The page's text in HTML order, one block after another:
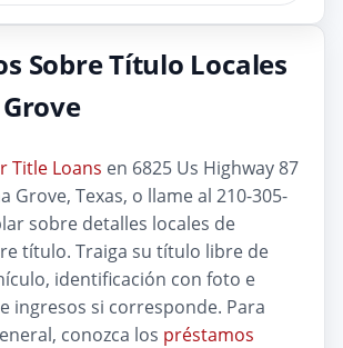
Sobre Título Locales
Title Loans en 6825 Us Highway 87
Grove, Texas, o llame al 210-305-
sobre detalles locales de
título. Traiga su título libre de
identificación con foto e
ingresos si corresponde. Para
conozca los préstamos